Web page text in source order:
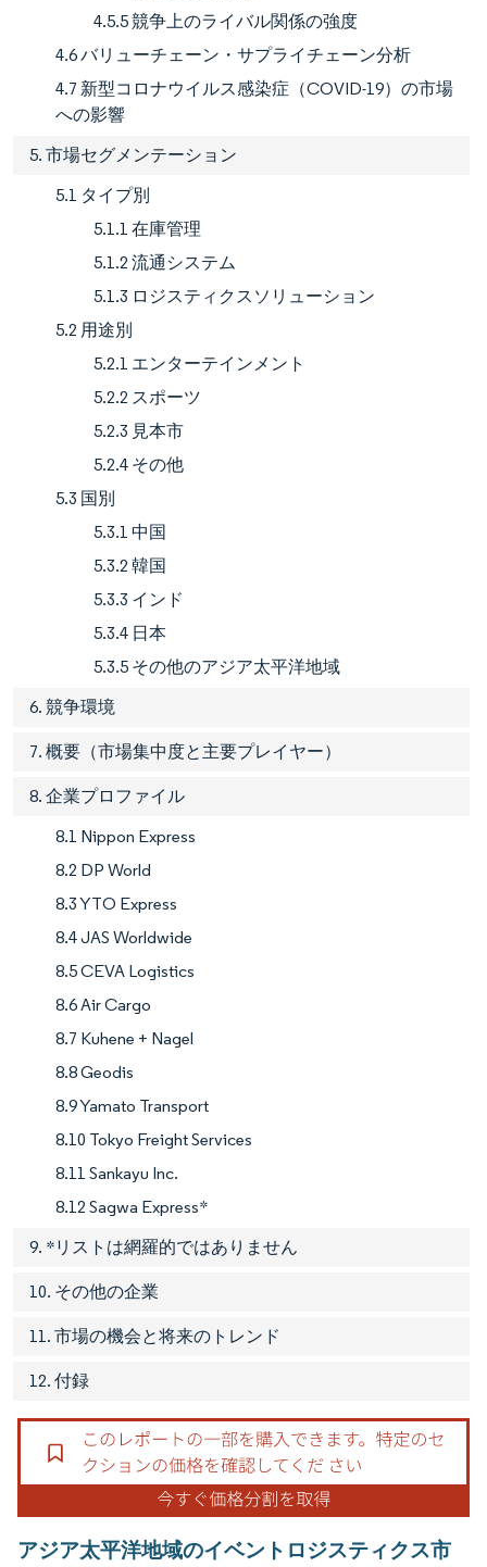
4.5.5 競争上のライバル関係の強度
4.6 バリューチェーン・サプライチェーン分析
4.7 新型コロナウイルス感染症（COVID-19）の市場
への影響
5. 市場セグメンテーション
5.1 タイプ別
5.1.1 在庫管理
5.1.2 流通システム
5.1.3 ロジスティクスソリューション
5.2 用途別
5.2.1 エンターテインメント
5.2.2 スポーツ
5.2.3 見本市
5.2.4 その他
5.3 国別
5.3.1 中国
5.3.2 韓国
5.3.3 インド
5.3.4 日本
5.3.5 その他のアジア太平洋地域
6. 競争環境
7. 概要（市場集中度と主要プレイヤー）
8. 企業プロファイル
8.1 Nippon Express
8.2 DP World
8.3 YTO Express
8.4 JAS Worldwide
8.5 CEVA Logistics
8.6 Air Cargo
8.7 Kuhene + Nagel
8.8 Geodis
8.9 Yamato Transport
8.10 Tokyo Freight Services
8.11 Sankayu Inc.
8.12 Sagwa Express*
9. *リストは網羅的ではありません
10. その他の企業
11. 市場の機会と将来のトレンド
12. 付録
アジア太平洋地域のイベントロジスティクス市